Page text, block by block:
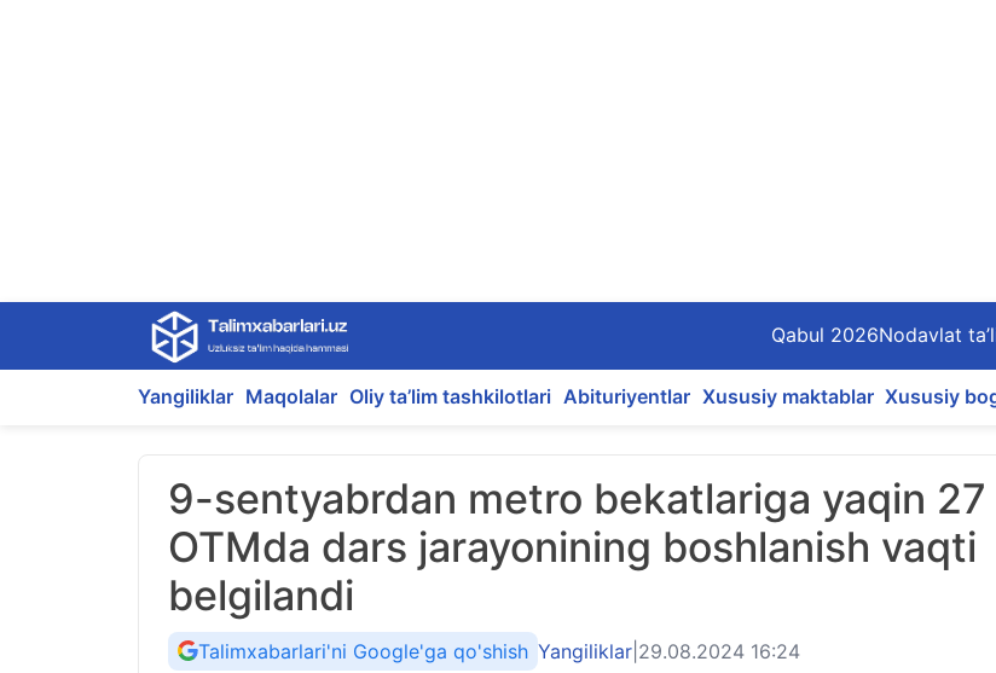
content
Qabul 2026Nodavlat
Yangiliklar Maqolalar Oliy ta’lim tashkilotlari Abituriyentlar Xususiy maktablar Xususiy
9-sentyabrdan metro bekatlariga yaqin 27
OTMda dars jarayonining boshlanish vaqti
belgilandi
Talimxabarlari'ni Google'ga qo'shish Yangiliklar 29.08.2024 16:24